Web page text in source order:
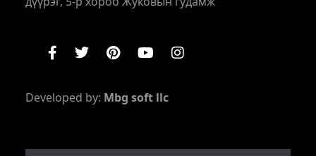
Developed by: Mbg soft llc